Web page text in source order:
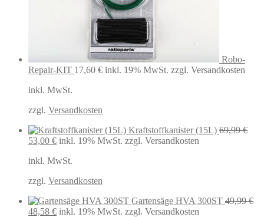
Robo-
Repair-KIT 17,60 € inkl. 19% MwSt. zzgl. Versandkosten
inkl. MwSt.
zzgl. Versandkosten
Kraftstoffkanister (15L) 69,99€
Ursprünglicher
war:
53,00 €Aktueller
ist:
inkl. 19% MwSt. zzgl. Versandkosten
inkl. MwSt.
zzgl. Versandkosten
Gartensäge HVA 300ST 49,99€
Ursprünglicher
48,58 €Aktueller
inkl. 19% MwSt. zzgl. Versandkosten